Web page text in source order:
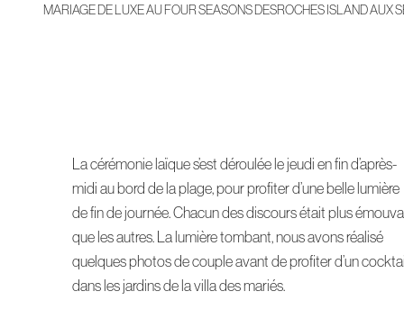
MARIAGE DE LUXE AU FOUR SEASONS DESROCHES ISLAND AUX
La cérémonie laïque s’est déroulée le jeudi en fin d’après-
midi au bord de la plage, pour profiter d’une belle lumière
de fin de journée. Chacun des discours était plus
que les autres. La lumière tombant, nous avons réalisé
quelques photos de couple avant de profiter d’un
dans les jardins de la villa des mariés.